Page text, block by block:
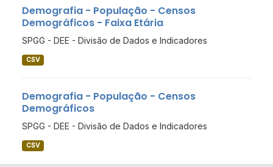
Demografia - População - Censos
Demográficos - Faixa Etária
SPGG - DEE - Divisão de Dados e Indicadores
CSV
Demografia - População - Censos
Demográficos
SPGG - DEE - Divisão de Dados e Indicadores
CSV